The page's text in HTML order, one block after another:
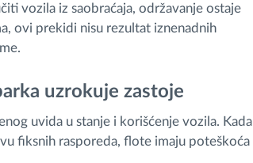
vozila iz saobraćaja, održavanje ostaje
ovi prekidi nisu rezultat iznenadnih
uzrokuje zastoje
uvida u stanje i korišćenje vozila. Kada
fiksnih rasporeda, flote imaju poteškoća